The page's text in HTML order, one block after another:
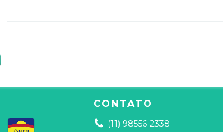
CONTATO
(11) 98556-2338